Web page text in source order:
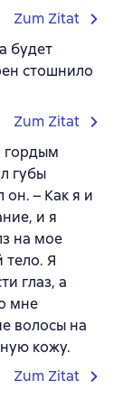
Zum Zitat
будет
стошнило
Zum Zitat
гордым
губы
– Как я и
и я
на мое
тело. Я
глаз, а
мне
волосы на
кожу.
Zum Zitat